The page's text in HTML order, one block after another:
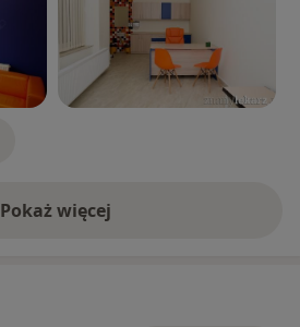
Pokaż więcejo doświadczeniu